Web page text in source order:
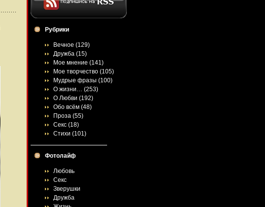
Рубрики
Вечное (129)
Дружба (15)
Мое мнение (141)
Мое творчество (105)
Мудрые фразы (100)
О жизни… (253)
О Любви (192)
Обо всём (48)
Проза (55)
Секс (18)
Стихи (101)
Фотолайф
Любовь
Секс
Зверушки
Дружба